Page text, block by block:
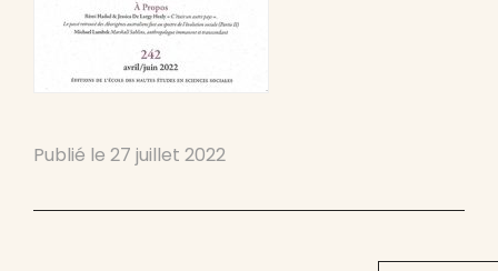
Publié le 27 juillet 2022